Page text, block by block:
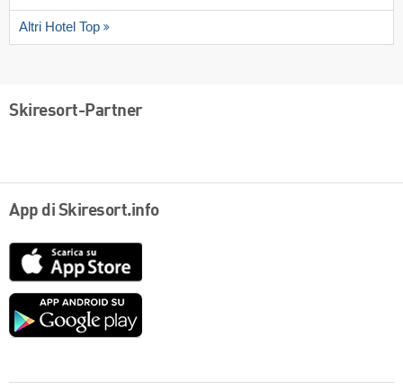
Altri Hotel Top
Skiresort-Partner
App di Skiresort.info
Google